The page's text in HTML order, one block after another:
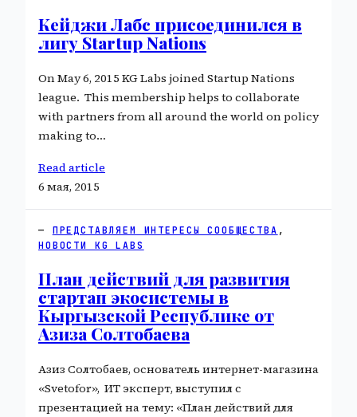
Кейджи Лабс присоединился в
лигу Startup Nations
On May 6, 2015 KG Labs joined Startup Nations
league. This membership helps to collaborate
with partners from all around the world on policy
making to…
Read article
6 мая, 2015
ПРЕДСТАВЛЯЕМ ИНТЕРЕСЫ СООБЩЕСТВА
НОВОСТИ KG LABS
План действий для развития
стартап экосистемы в
Кыргызской Республике от
Азиза Солтобаева
Азиз Солтобаев, основатель интернет-магазина
«Svetofor», ИТ эксперт, выступил с
презентацией на тему: «План действий для